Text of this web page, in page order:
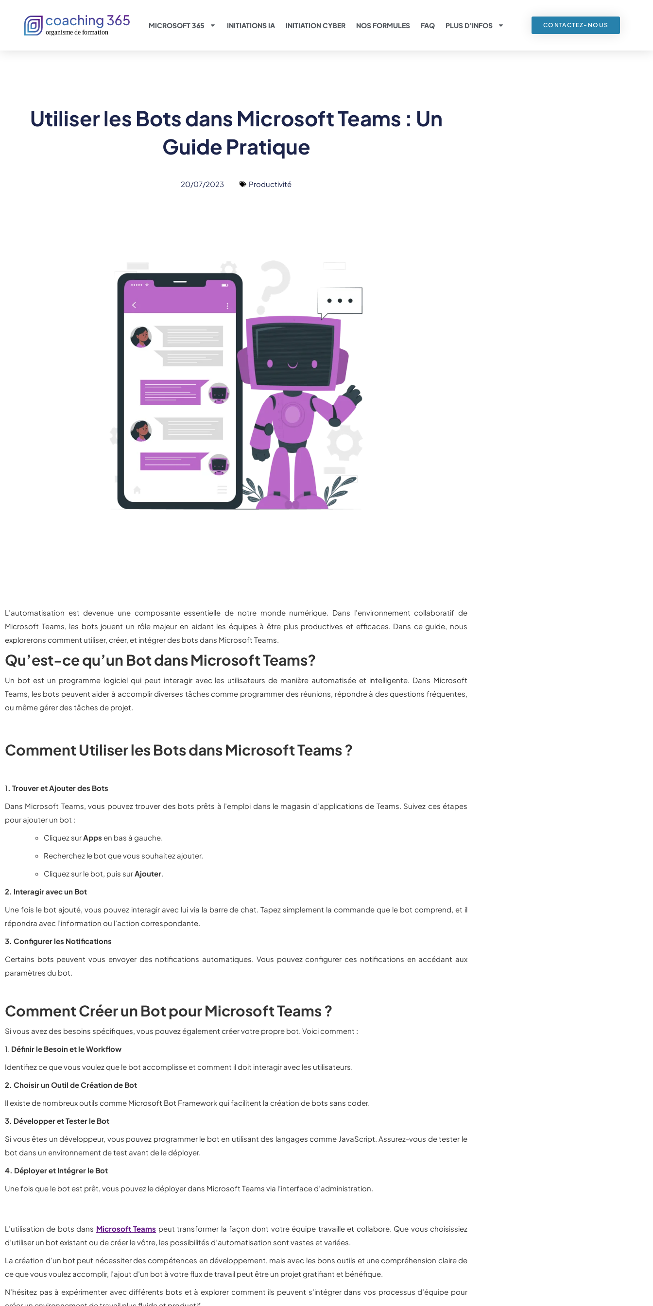
MICROSOFT 365 INITIATIONS IA INITIATION CYBER NOS FORMULES FAQ PLUS D’INFOS CONTACTEZ-NOUS
Utiliser les Bots dans Microsoft Teams : Un
Guide Pratique
20/07/2023 Productivité
L’automatisation est devenue une composante essentielle de notre monde numérique. Dans l’environnement collaboratif de
Microsoft Teams, les bots jouent un rôle majeur en aidant les équipes à être plus productives et efficaces. Dans ce guide, nous
explorerons comment utiliser, créer, et intégrer des bots dans Microsoft Teams.
Qu’est-ce qu’un Bot dans Microsoft Teams?
Un bot est un programme logiciel qui peut interagir avec les utilisateurs de manière automatisée et intelligente. Dans Microsoft
Teams, les bots peuvent aider à accomplir diverses tâches comme programmer des réunions, répondre à des questions fréquentes,
ou même gérer des tâches de projet.
Comment Utiliser les Bots dans Microsoft Teams ?
1 . Trouver et Ajouter des Bots
Dans Microsoft Teams, vous pouvez trouver des bots prêts à l’emploi dans le magasin d’applications de Teams. Suivez ces étapes
pour ajouter un bot :
Cliquez sur Apps en bas à gauche.
Recherchez le bot que vous souhaitez ajouter.
Cliquez sur le bot, puis sur Ajouter
2. Interagir avec un Bot
Une fois le bot ajouté, vous pouvez interagir avec lui via la barre de chat. Tapez simplement la commande que le bot comprend, et il
répondra avec l’information ou l’action correspondante.
3. Configurer les Notifications
Certains bots peuvent vous envoyer des notifications automatiques. Vous pouvez configurer ces notifications en accédant aux
paramètres du bot.
Comment Créer un Bot pour Microsoft Teams ?
Si vous avez des besoins spécifiques, vous pouvez également créer votre propre bot. Voici comment :
1. Définir le Besoin et le Workflow
Identifiez ce que vous voulez que le bot accomplisse et comment il doit interagir avec les utilisateurs.
2. Choisir un Outil de Création de Bot
Il existe de nombreux outils comme Microsoft Bot Framework qui facilitent la création de bots sans coder.
3. Développer et Tester le Bot
Si vous êtes un développeur, vous pouvez programmer le bot en utilisant des langages comme JavaScript. Assurez-vous de tester le
bot dans un environnement de test avant de le déployer.
4. Déployer et Intégrer le Bot
Une fois que le bot est prêt, vous pouvez le déployer dans Microsoft Teams via l’interface d’administration.
L’utilisation de bots dans Microsoft Teams peut transformer la façon dont votre équipe travaille et collabore. Que vous choisissiez
d’utiliser un bot existant ou de créer le vôtre, les possibilités d’automatisation sont vastes et variées.
La création d’un bot peut nécessiter des compétences en développement, mais avec les bons outils et une compréhension claire de
ce que vous voulez accomplir, l’ajout d’un bot à votre flux de travail peut être un projet gratifiant et bénéfique.
N’hésitez pas à expérimenter avec différents bots et à explorer comment ils peuvent s’intégrer dans vos processus d’équipe pour